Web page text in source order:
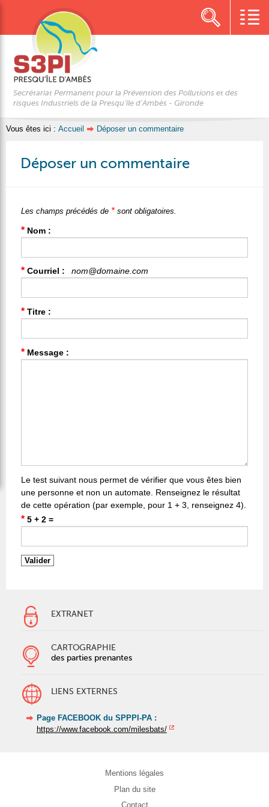
Secrétariat Permanent pour la Prévention des Pollutions et des
risques Industriels de la Presqu'île d'Ambès - Gironde
Vous êtes ici : Accueil Déposer un commentaire
Déposer un commentaire
Les champs précédés de * sont obligatoires.
* Nom :
* Courriel : nom@domaine.com
* Titre :
* Message :
Le test suivant nous permet de vérifier que vous êtes bien
une personne et non un automate. Renseignez le résultat
de cette opération (par exemple, pour 1 + 3, renseignez 4).
* 5 + 2 =
EXTRANET
CARTOGRAPHIE
des parties prenantes
LIENS EXTERNES
Page FACEBOOK du SPPPI-PA :
https://www.facebook.com/milesbats/
Mentions légales
Plan du site
Contact